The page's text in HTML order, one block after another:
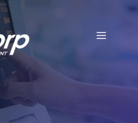
Menú